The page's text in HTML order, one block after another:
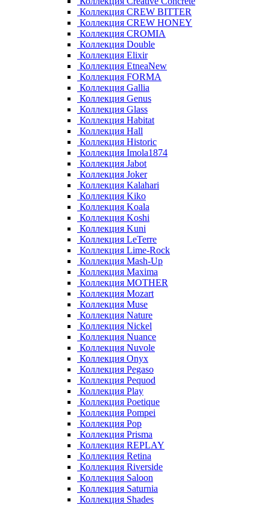
Коллекция CREW BITTER
Коллекция CREW HONEY
Коллекция CROMIA
Коллекция Double
Коллекция Elixir
Коллекция EtneaNew
Коллекция FORMA
Коллекция Gallia
Коллекция Genus
Коллекция Glass
Коллекция Habitat
Коллекция Hall
Коллекция Historic
Коллекция Imola1874
Коллекция Jabot
Коллекция Joker
Коллекция Kalahari
Коллекция Kiko
Коллекция Koala
Коллекция Koshi
Коллекция Kuni
Коллекция LeTerre
Коллекция Lime-Rock
Коллекция Mash-Up
Коллекция Maxima
Коллекция MOTHER
Коллекция Mozart
Коллекция Muse
Коллекция Nature
Коллекция Nickel
Коллекция Nuance
Коллекция Nuvole
Коллекция Onyx
Коллекция Pegaso
Коллекция Pequod
Коллекция Play
Коллекция Poetique
Коллекция Pompei
Коллекция Pop
Коллекция Prisma
Коллекция REPLAY
Коллекция Retina
Коллекция Riverside
Коллекция Saloon
Коллекция Saturnia
Коллекция Shades